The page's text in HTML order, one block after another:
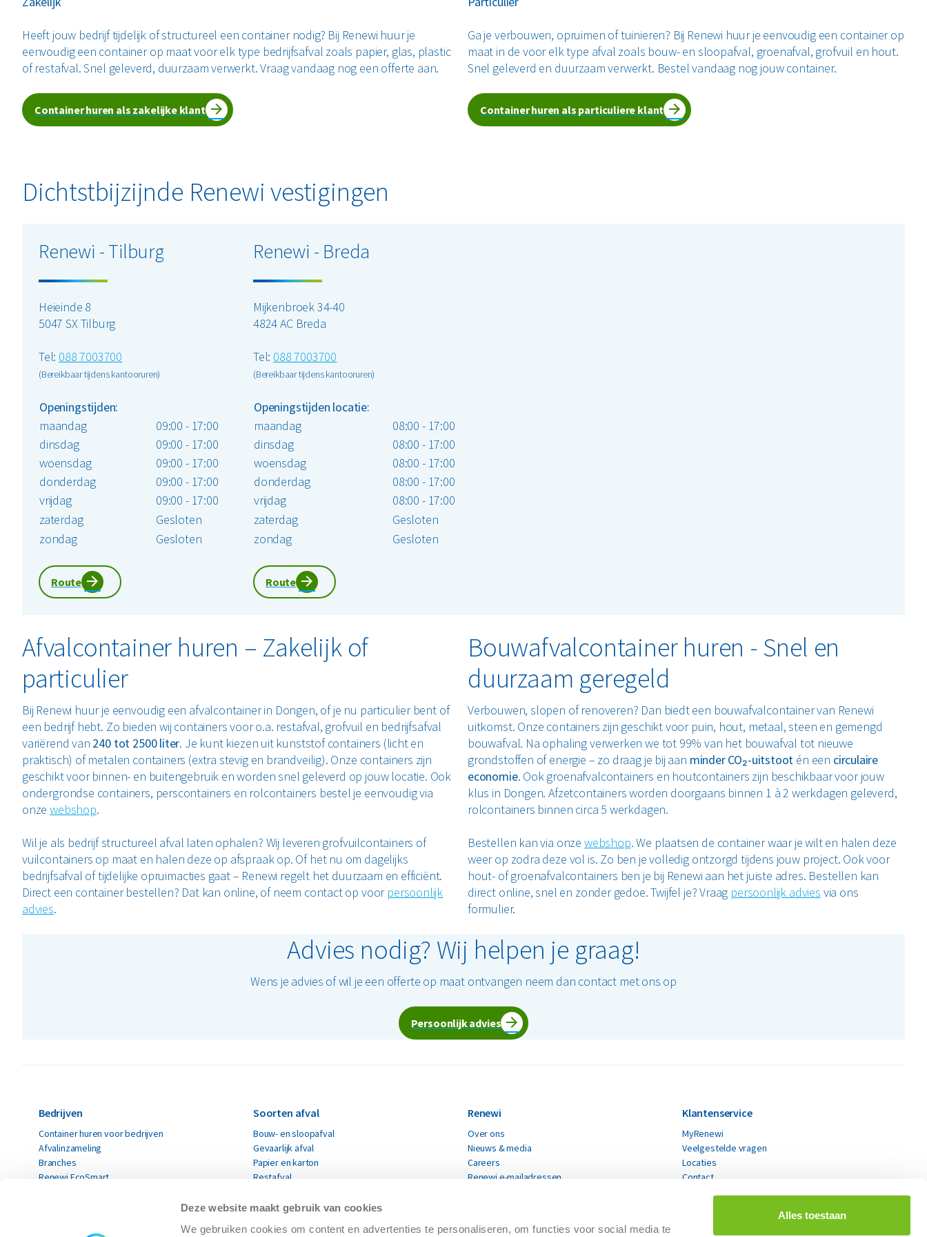
Deze website maakt gebruik van cookies
We gebruiken cookies om content en advertenties te personaliseren, om functies voor social media te
Alles toestaan
Heeft jouw bedrijf tijdelijk of structureel een container nodig? Bij Renewi huur je
eenvoudig een container op maat voor elk type bedrijfsafval zoals papier, glas, plastic
of restafval. Snel geleverd, duurzaam verwerkt. Vraag vandaag nog een offerte aan.
Container huren als zakelijke klant
Ga je verbouwen, opruimen of tuinieren? Bij Renewi huur je eenvoudig een container op
maat in de voor elk type afval zoals bouw- en sloopafval, groenafval, grofvuil en hout.
Snel geleverd en duurzaam verwerkt. Bestel vandaag nog jouw container.
Container huren als particuliere klant
Dichtstbijzijnde Renewi vestigingen
Renewi - Tilburg
Heieinde 8
5047 SX Tilburg
Tel: 088 7003700
(Bereikbaar tijdens kantooruren)
Openingstijden:
maandag
09:00 - 17:00
dinsdag
09:00 - 17:00
woensdag
09:00 - 17:00
donderdag
09:00 - 17:00
vrijdag
09:00 - 17:00
zaterdag
Gesloten
zondag
Gesloten
Route
Renewi - Breda
Mijkenbroek 34-40
4824 AC Breda
Tel: 088 7003700
(Bereikbaar tijdens kantooruren)
Openingstijden locatie:
maandag
08:00 - 17:00
dinsdag
08:00 - 17:00
woensdag
08:00 - 17:00
donderdag
08:00 - 17:00
vrijdag
08:00 - 17:00
zaterdag
Gesloten
zondag
Gesloten
Route
Afvalcontainer huren – Zakelijk of
particulier
Bij Renewi huur je eenvoudig een afvalcontainer in Dongen, of je nu particulier bent of
een bedrijf hebt. Zo bieden wij containers voor o.a. restafval, grofvuil en bedrijfsafval
variërend van 240 tot 2500 liter. Je kunt kiezen uit kunststof containers (licht en
praktisch) of metalen containers (extra stevig en brandveilig). Onze containers zijn
geschikt voor binnen- en buitengebruik en worden snel geleverd op jouw locatie. Ook
ondergrondse containers, perscontainers en rolcontainers bestel je eenvoudig via
onzewebshop.
Wil je als bedrijf structureel afval laten ophalen? Wij leveren grofvuilcontainers of
vuilcontainers op maat en halen deze op afspraak op. Of het nu om dagelijks
bedrijfsafval of tijdelijke opruimacties gaat – Renewi regelt het duurzaam en efficiënt.
Direct een container bestellen? Dat kan online, of neem contact op voor persoonlijk
advies.
Bouwafvalcontainer huren - Snel en
duurzaam geregeld
Verbouwen, slopen of renoveren? Dan biedt een bouwafvalcontainer van Renewi
uitkomst. Onze containers zijn geschikt voor puin, hout, metaal, steen en gemengd
bouwafval. Na ophaling verwerken we tot 99% van het bouwafval tot nieuwe
grondstoffen of energie – zo draag je bij aan minder CO₂-uitstoot én een circulaire
economie. Ook groenafvalcontainers en houtcontainers zijn beschikbaar voor jouw
klus in Dongen. Afzetcontainers worden doorgaans binnen 1 à 2 werkdagen geleverd,
rolcontainers binnen circa 5 werkdagen.
Bestellen kan via onze webshop. We plaatsen de container waar je wilt en halen deze
weer op zodra deze vol is. Zo ben je volledig ontzorgd tijdens jouw project. Ook voor
hout- of groenafvalcontainers ben je bij Renewi aan het juiste adres. Bestellen kan
direct online, snel en zonder gedoe. Twijfel je? Vraag persoonlijk advies via ons
formulier.
Advies nodig? Wij helpen je graag!
Wens je advies of wil je een offerte op maat ontvangen neem dan contact met ons op
Persoonlijk advies
Bedrijven
Container huren voor bedrijven
Afvalinzameling
Branches
Renewi EcoSmart
Soorten afval
Bouw- en sloopafval
Gevaarlijk afval
Papier en karton
Restafval
Renewi
Over ons
Nieuws & media
Careers
Renewi e-mailadressen
Klantenservice
MyRenewi
Veelgestelde vragen
Locaties
Contact